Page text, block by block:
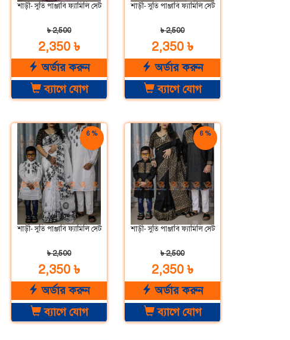
শাড়ী- সুতি পাঞ্জাবি ফ্যামিলি সেট
৳ 2,500
2,350 ৳
অর্ডার করুন
ব্যাগে যোগ
শাড়ী- সুতি পাঞ্জাবি ফ্যামিলি সেট
৳ 2,500
2,350 ৳
অর্ডার করুন
ব্যাগে যোগ
6 %
শাড়ী- সুতি পাঞ্জাবি ফ্যামিলি সেট
৳ 2,500
2,350 ৳
অর্ডার করুন
ব্যাগে যোগ
6 %
শাড়ী- সুতি পাঞ্জাবি ফ্যামিলি সেট
৳ 2,500
2,350 ৳
অর্ডার করুন
ব্যাগে যোগ